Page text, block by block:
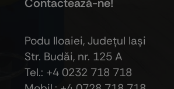
Podu Iloaiei, Judeţul Iaşi
Str. Budăi, nr. 125 A
Tel.: +4 0232 718 718